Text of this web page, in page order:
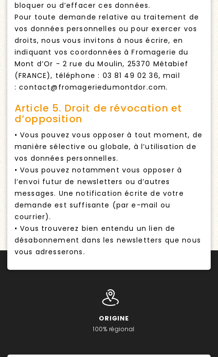
bloquer ou d’effacer ces données.
Pour toute demande relative au traitement de
vos données personnelles ou pour exercer vos
droits, nous vous invitons à nous écrire, en
indiquant vos coordonnées à Fromagerie du
Mont d’Or - 2 rue du Moulin, 25370 Métabief
(FRANCE), téléphone : 03 81 49 02 36, mail
: contact@fromageriedumontdor.com.
Article 5. Droit de révocation et
d’opposition
• Vous pouvez vous opposer à tout moment, de
manière sélective ou globale, à l’utilisation de
vos données personnelles.
• Vous pouvez notamment vous opposer à
l’envoi futur de newsletters ou d’autres
messages. Une notification écrite de votre
demande est suffisante (par e-mail ou
courrier).
• Vous trouverez bien entendu un lien de
désabonnement dans les newsletters que nous
vous adresserons.
ORIGINE
100% régional